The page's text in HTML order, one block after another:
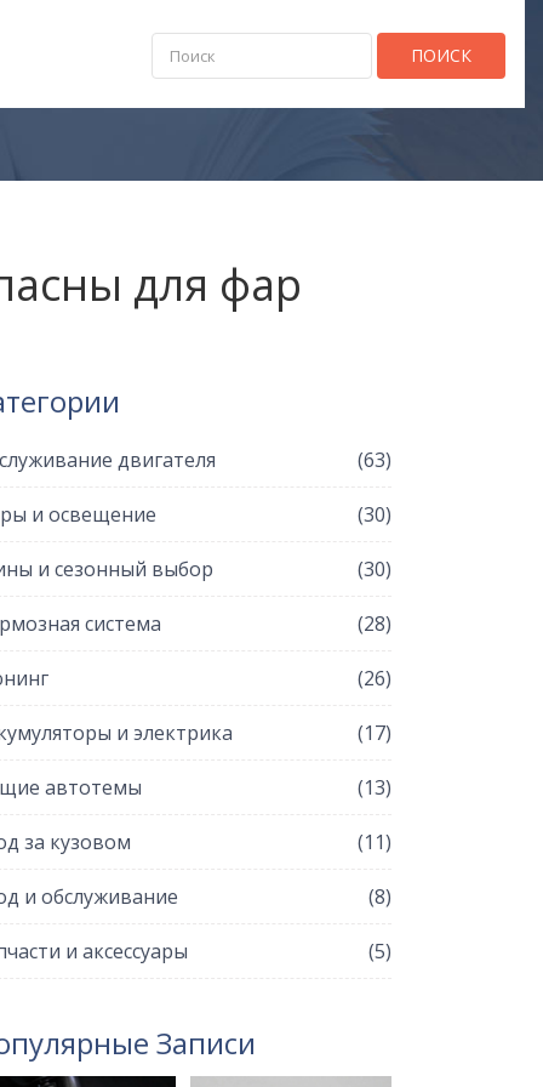
ПОИСК
для фар
двигателя (63)
и освещение (30)
и сезонный выбор (30)
система (28)
(26)
и электрика (17)
автотемы (13)
за кузовом (11)
и обслуживание (8)
и аксессуары (5)
Записи